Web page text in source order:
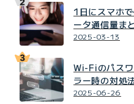
1日にスマホ
ータ通信量ま
2025-03-13
Wi-Fiのパス
ラー時の対処
2025-06-26